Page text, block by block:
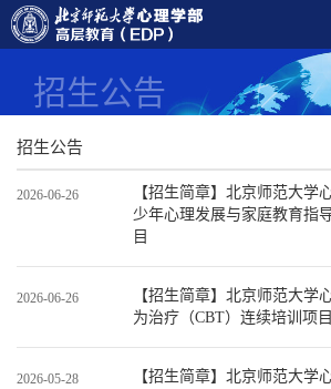
招生公告
招生公告
2026-06-26
【招生简章】北京师范大学
少年心理发展与家庭教育指
目
2026-06-26
【招生简章】北京师范大学
为治疗（CBT）连续培训项目
2026-05-28
【招生简章】北京师范大学